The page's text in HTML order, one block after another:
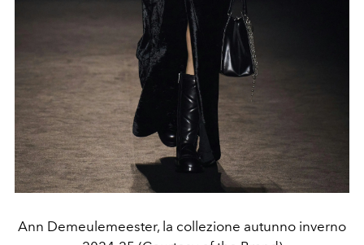
Ann Demeulemeester, la collezione autunno inverno